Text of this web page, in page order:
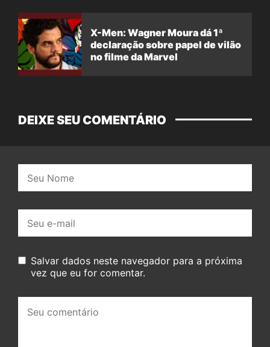
X-Men: Wagner Moura dá 1ª
declaração sobre papel de vilão
no filme da Marvel
DEIXE SEU COMENTÁRIO
mail:
Salvar dados neste navegador para a próxima
vez que eu for comentar.
comentário: